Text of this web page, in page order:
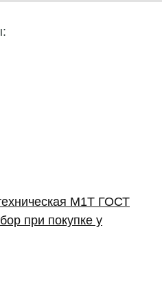
М1Т ГОСТ
при покупке у